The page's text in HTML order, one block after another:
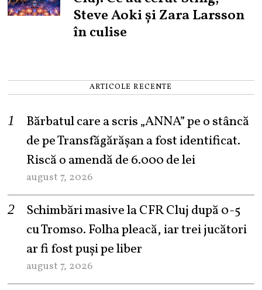
Steve Aoki și Zara Larsson
în culise
ARTICOLE RECENTE
Bărbatul care a scris „ANNA” pe o stâncă
de pe Transfăgărășan a fost identificat.
Riscă o amendă de 6.000 de lei
august 7, 2026
Schimbări masive la CFR Cluj după 0-5
cu Tromso. Folha pleacă, iar trei jucători
ar fi fost puși pe liber
august 7, 2026